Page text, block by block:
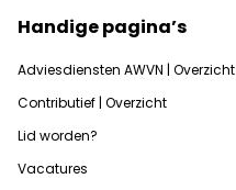
Handige pagina’s
Adviesdiensten AWVN | Overzicht
Contributief | Overzicht
Lid worden?
Vacatures